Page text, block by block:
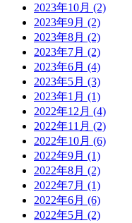
2023年10月 (2)
2023年9月 (2)
2023年8月 (2)
2023年7月 (2)
2023年6月 (4)
2023年5月 (3)
2023年1月 (1)
2022年12月 (4)
2022年11月 (2)
2022年10月 (6)
2022年9月 (1)
2022年8月 (2)
2022年7月 (1)
2022年6月 (6)
2022年5月 (2)